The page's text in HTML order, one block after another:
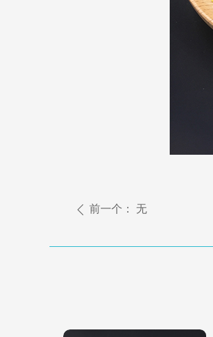
ꄴ 前一个： 无